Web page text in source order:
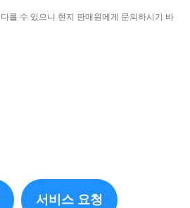
를 수 있으니 현지 판매원에게 문의하시기 바
서비스 요청